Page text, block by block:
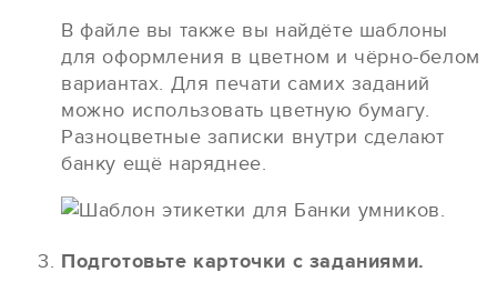
В файле вы также вы найдёте шаблоны
для оформления в цветном и чёрно-белом
вариантах. Для печати самих заданий
можно использовать цветную бумагу.
Разноцветные записки внутри сделают
банку ещё наряднее.
Подготовьте карточки с заданиями.